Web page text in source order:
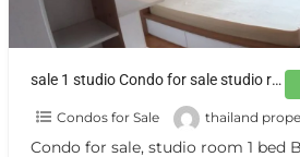
sale 1 studio Condo for sale studio room 447 floors, next to BTS On Nut
Condos for Sale thailand
Condo for sale, studio room 1 bed